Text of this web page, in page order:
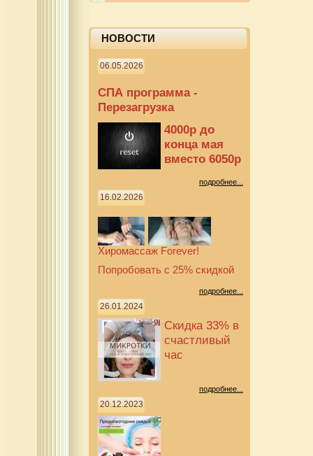
НОВОСТИ
06.05.2026
СПА программа -
Перезагрузка
4000р до
конца мая
вместо 6050р
подробнее...
16.02.2026
Хиромассаж Forever!
Попробовать с 25% скидкой
подробнее...
26.01.2024
Скидка 33% в
счастливый
час
подробнее...
20.12.2023